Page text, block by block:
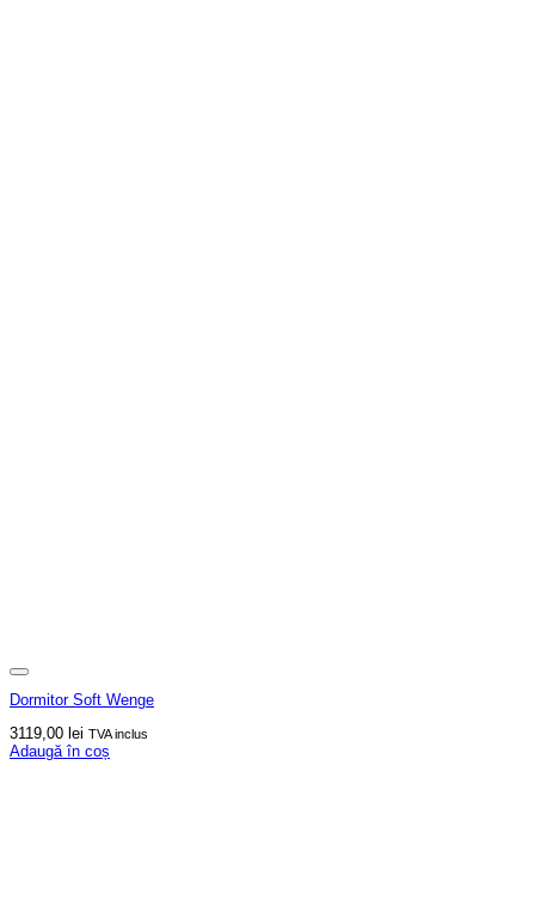
Dormitor Soft Wenge
3119,00 lei TVA inclus
Adaugă în coș